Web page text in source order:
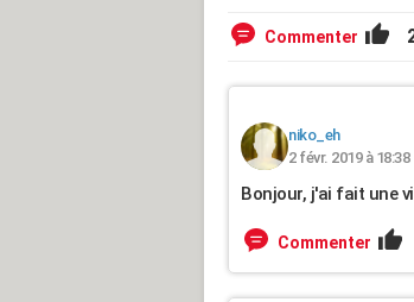
Commenter
niko_eh
2 févr. 2019 à 18:38
Bonjour, j'ai fait une
Commenter